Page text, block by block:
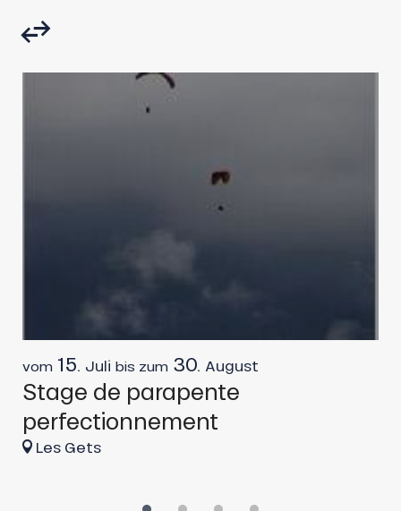
vom 15. Juli bis zum 30. August
Stage de parapente
perfectionnement
Les Gets